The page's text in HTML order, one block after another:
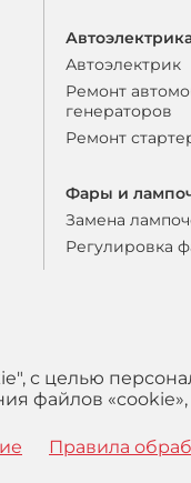
Автоэлектрик
Ремонт
генераторов
Ремонт
Фары и
Замена
Регулировка
с целью
файлов
Правила